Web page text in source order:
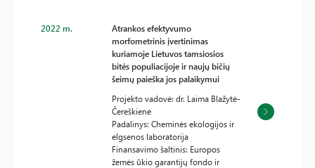
2022 m.
Atrankos efektyvumo
morfometrinis įvertinimas
kuriamoje Lietuvos tamsiosios
bitės populiacijoje ir naujų bičių
šeimų paieška jos palaikymui
Projekto vadovė: dr. Laima Blažytė-
Čereškienė
Padalinys: Cheminės ekologijos ir
elgsenos laboratorija
Finansavimo šaltinis: Europos
žemės ūkio garantijų fondo ir